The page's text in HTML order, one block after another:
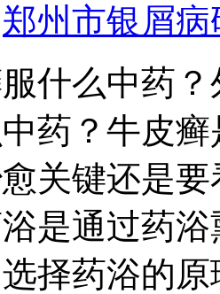
郑州市银屑病
什么中药
药？牛皮
关键还是
是通过药
择药浴的